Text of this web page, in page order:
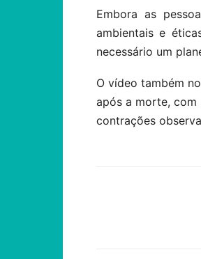
Embora as
ambientais e
necessário um
O vídeo também
após a morte, com
contrações